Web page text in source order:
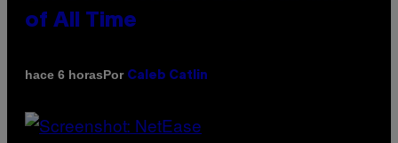
of All Time
hace 6 horasPor Caleb Catlin